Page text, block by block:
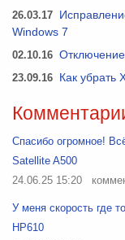
26.03.17
Windows 7
02.10.16
23.09.16
Как убрать
Спасибо огромное!
Satellite A500
24.06.25 15:20
У меня скорость где
HP610